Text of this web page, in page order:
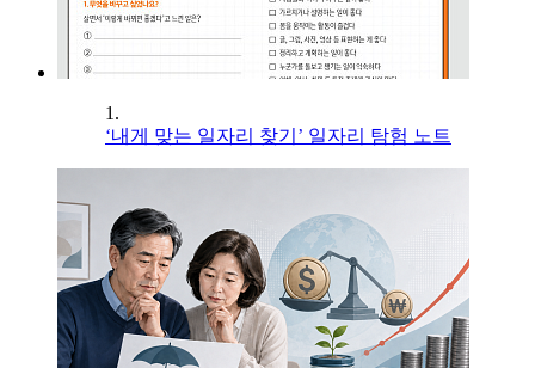
1.
‘내게 맞는 일자리 찾기’ 일자리 탐험 노트